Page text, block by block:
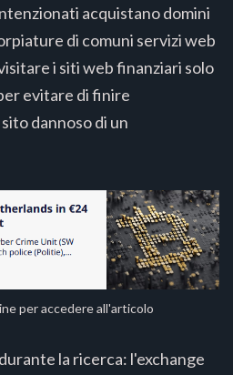
acquistano domini
di comuni servizi web
i siti web finanziari solo
evitare di finire
dannoso di un
per accedere all'articolo
la ricerca: l'exchange